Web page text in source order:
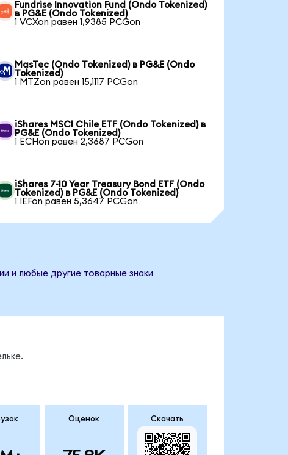
Fundrise Innovation Fund (Ondo Tokenized)
в PG&E (Ondo Tokenized)
1 VCXon равен 1,9385 PCGon
MasTec (Ondo Tokenized) в PG&E (Ondo
Tokenized)
1 MTZon равен 15,1117 PCGon
iShares MSCI Chile ETF (Ondo Tokenized) в
PG&E (Ondo Tokenized)
1 ECHon равен 2,3687 PCGon
iShares 7-10 Year Treasury Bond ETF (Ondo
Tokenized) в PG&E (Ondo Tokenized)
1 IEFon равен 5,3647 PCGon
и любые другие товарные знаки
Оценок Скачать